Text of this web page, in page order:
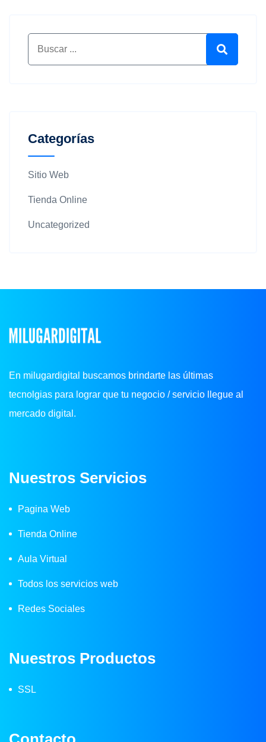
Categorías
Sitio Web
Tienda Online
Uncategorized
En milugardigital buscamos brindarte las últimas
tecnolgias para lograr que tu negocio / servicio llegue al
mercado digital.
Nuestros Servicios
Pagina Web
Tienda Online
Aula Virtual
Todos los servicios web
Redes Sociales
Nuestros Productos
SSL